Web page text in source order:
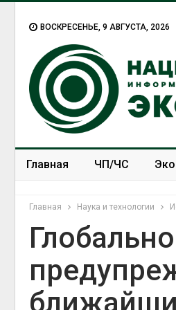
ВОСКРЕСЕНЬЕ, 9 АВГУСТА, 2026
Главная ЧП/ЧС
Главная Наука и технологии